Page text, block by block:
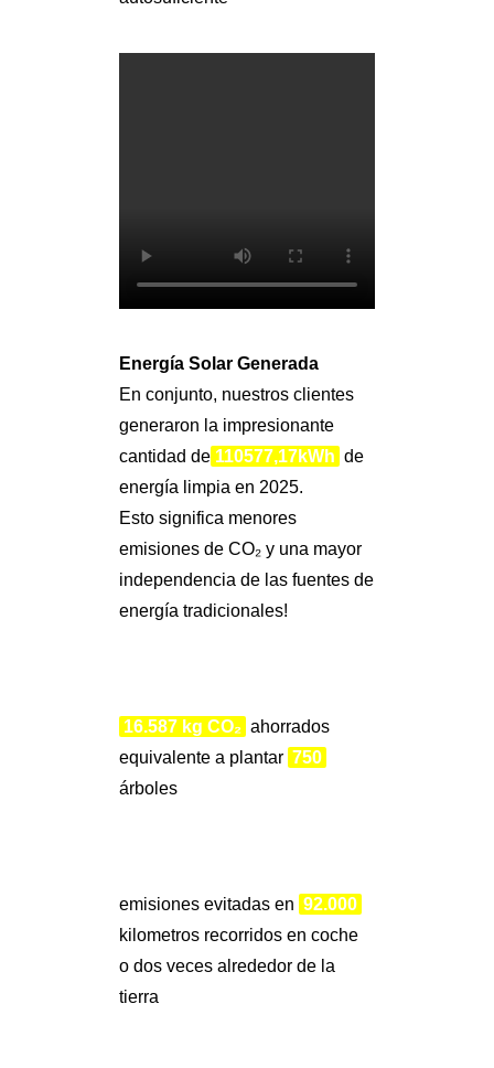
Energía Solar Generada
En conjunto, nuestros clientes
generaron la impresionante
cantidad de 110577,17kWh de
energía limpia en 2025.
Esto significa menores
emisiones de CO₂ y una mayor
independencia de las fuentes de
energía tradicionales!
16.587 kg CO₂ ahorrados
equivalente a plantar 750
árboles
emisiones evitadas en 92.000
kilometros recorridos en coche
o dos veces alrededor de la
tierra